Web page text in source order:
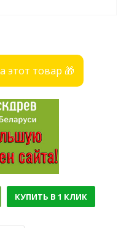
этот товар 🎁
КУПИТЬ В 1 КЛИК